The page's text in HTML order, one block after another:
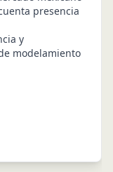
presencia
y
modelamiento